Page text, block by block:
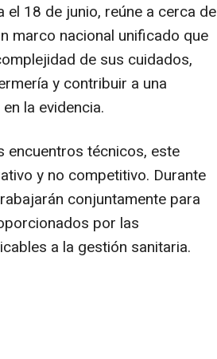
el 18 de junio, reúne a cerca de
marco nacional unificado que
de sus cuidados,
y contribuir a una
la evidencia.
encuentros técnicos, este
y no competitivo. Durante
conjuntamente para
por las
a la gestión sanitaria.